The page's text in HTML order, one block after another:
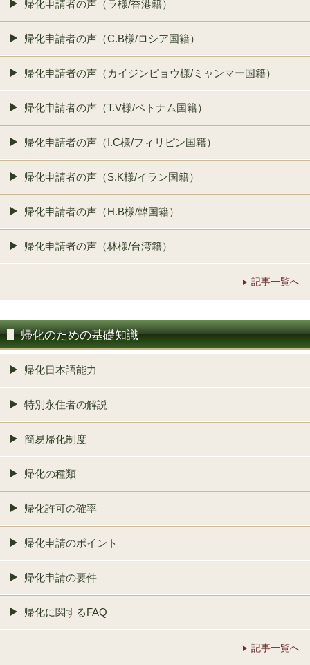
帰化申請者の声（ラ様/香港籍）
帰化申請者の声（C.B様/ロシア国籍）
帰化申請者の声（カイジンピョウ様/ミャンマー国籍）
帰化申請者の声（T.V様/ベトナム国籍）
帰化申請者の声（I.C様/フィリピン国籍）
帰化申請者の声（S.K様/イラン国籍）
帰化申請者の声（H.B様/韓国籍）
帰化申請者の声（林様/台湾籍）
記事一覧へ
帰化のための基礎知識
帰化日本語能力
特別永住者の解説
簡易帰化制度
帰化の種類
帰化許可の確率
帰化申請のポイント
帰化申請の要件
帰化に関するFAQ
記事一覧へ